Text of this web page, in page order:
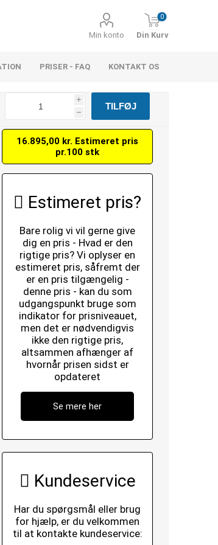
Min konto
0
Din Kurv
PRISER - FAQ KONTAKT OS
i
h
16.895,00 kr. Estimeret pris
pr.100 stk
Estimeret pris?
Bare rolig vi vil gerne give
dig en pris - Hvad er den
rigtige pris? Vi oplyser en
estimeret pris, såfremt der
er en pris tilgængelig -
denne pris - kan du som
udgangspunkt bruge som
indikator for prisniveauet,
men det er nødvendigvis
ikke den rigtige pris,
altsammen afhænger af
hvornår prisen sidst er
opdateret
Se mere her
Kundeservice
Har du spørgsmål eller brug
for hjælp, er du velkommen
til at kontakte kundeservice: